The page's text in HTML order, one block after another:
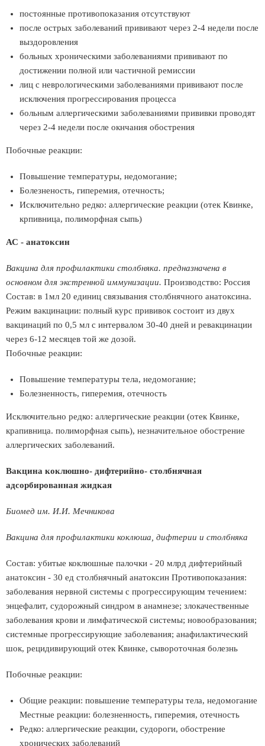
постоянные противопоказания отсутствуют
после острых заболеваний прививают через 2-4 недели после
выздоровления
больных хроническими заболеваниями прививают по
достижении полной или частичной ремиссии
лиц с неврологическими заболеваниями прививают после
исключения прогрессирования процесса
больным аллергическими заболеваниями прививки проводят
через 2-4 недели после окнчания обострения
Побочные реакции:
Повышение температуры, недомогание;
Болезненость, гиперемия, отечность;
Исключительно редко: аллергические реакции (отек Квинке,
крпивница, полиморфная сыпь)
АС - анатоксин
Вакцина для профилактики столбняка. предназначена в
основном для экстренной иммунизации. Производство: Россия
Состав: в 1мл 20 единиц связывания столбнячного анатоксина.
Режим вакцинации: полный курс прививок состоит из двух
вакцинаций по 0,5 мл с интервалом 30-40 дней и ревакцинации
через 6-12 месяцев той же дозой.
Побочные реакции:
Повышение температуры тела, недомогание;
Болезненность, гиперемия, отечность
Исключительно редко: аллергические реакции (отек Квинке,
крапивница. полиморфная сыпь), незначительное обострение
аллергических заболеваний.
Вакцина коклюшно- дифтерийно- столбнячная
адсорбированная жидкая
Биомед им. И.И. Мечникова
Вакцина для профилактики коклюша, дифтерии и столбняка
Состав: убитые коклюшные палочки - 20 млрд дифтерийный
анатоксин - 30 ед столбнячный анатоксин Противопоказания:
заболевания нервной системы с прогрессирующим течением:
энцефалит, судорожный синдром в анамнезе; злокачественные
заболевания крови и лимфатической системы; новообразования;
системные прогрессирующие заболевания; анафилактический
шок, рецидивирующий отек Квинке, сывороточная болезнь
Побочные реакции:
Общие реакции: повышение температуры тела, недомогание
Местные реакции: болезненность, гиперемия, отечность
Редко: аллергические реакции, судороги, обострение
хронических заболеваний